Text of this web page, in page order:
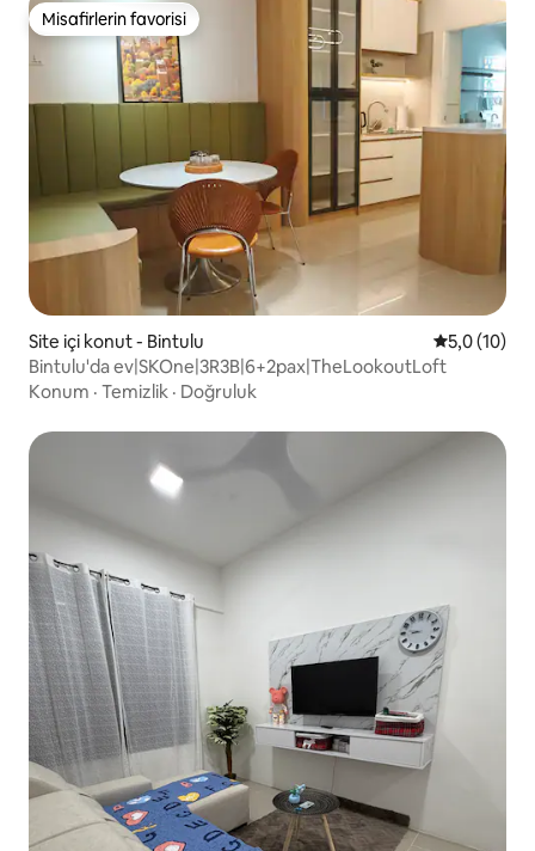
Misafirlerin favorisi
Misafirlerin favorisi
Site içi konut - Bintulu 55,0 (10)
Bintulu'da ev|SKOne|3R3B|6+2pax|TheLookoutLoft
Konum · Temizlik · Doğruluk